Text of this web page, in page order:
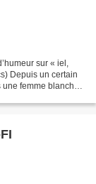
sur « iel,
Depuis un certain
femme blanche.